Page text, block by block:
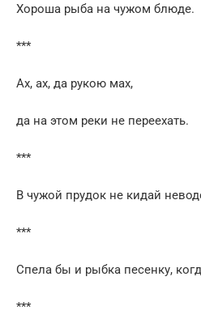
Хороша рыба на чужом блюде.
***
Ах, ах, да рукою мах,
да на этом реки не переехать.
***
В чужой прудок не кидай
***
Спела бы и рыбка песенку,
***